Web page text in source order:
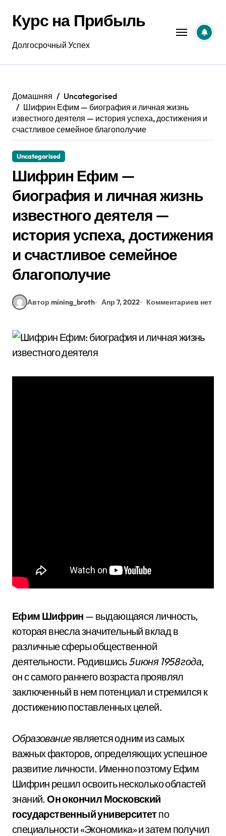
содержанию
Курс на Прибыль
Долгосрочный Успех
Домашняя
Uncategorised
Шифрин Ефим — биография и личная жизнь
известного деятеля — история успеха, достижения и
счастливое семейное благополучие
Uncategorised
Шифрин Ефим —
биография и личная жизнь
известного деятеля —
история успеха, достижения
и счастливое семейное
благополучие
Автор mining_broth Апр 7, 2022 Комментариев нет
Ефим Шифрин — выдающаяся личность,
которая внесла значительный вклад в
различные сферы общественной
деятельности. Родившись5 июня 1958 года,
он с самого раннего возраста проявлял
заключенный в нем потенциал и стремился к
достижению поставленных целей.
Образованиеявляется одним из самых
важных факторов, определяющих успешное
развитие личности. Именно поэтому Ефим
Шифрин решил освоить несколько областей
знаний.Он окончил Московский
государственный университетпо
специальности «Экономика» и затем получил